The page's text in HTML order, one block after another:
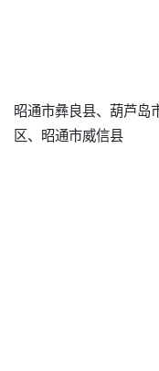
昭通市彝良县、葫芦岛
区、昭通市威信县